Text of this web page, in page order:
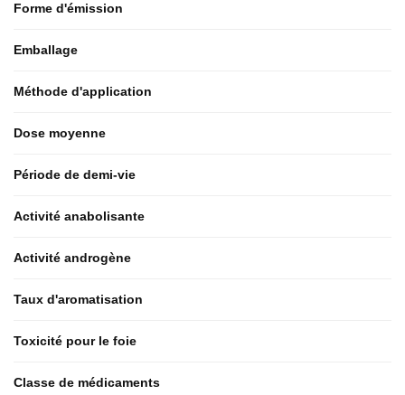
Forme d'émission
Emballage
Méthode d'application
Dose moyenne
Période de demi-vie
Activité anabolisante
Activité androgène
Taux d'aromatisation
Toxicité pour le foie
Classe de médicaments